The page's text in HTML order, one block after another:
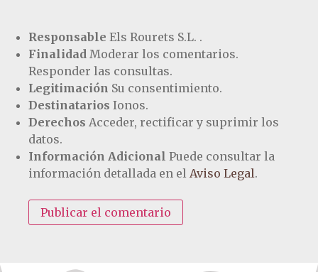
Responsable Els Rourets S.L. .
Finalidad Moderar los comentarios.
Responder las consultas.
Legitimación Su consentimiento.
Destinatarios Ionos.
Derechos Acceder, rectificar y suprimir los
datos.
Información Adicional Puede consultar la
información detallada en el Aviso Legal.